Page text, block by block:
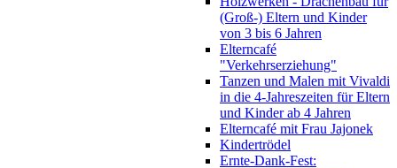
(Groß-) Eltern und Kinder
von 3 bis 6 Jahren
Elterncafé
"Verkehrserziehung"
Tanzen und Malen mit Vivaldi
in die 4-Jahreszeiten für Eltern
und Kinder ab 4 Jahren
Elterncafé mit Frau Jajonek
Kindertrödel
Ernte-Dank-Fest: